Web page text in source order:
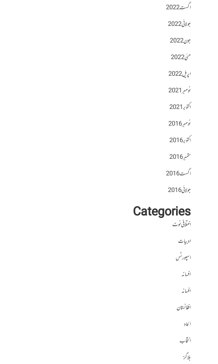
اگست 2022
جولائی 2022
جون 2022
مئی 2022
اپریل 2022
نومبر 2021
اکتوبر 2021
نومبر 2016
اکتوبر 2016
ستمبر 2016
اگست 2016
جولائی 2016
Categories
اختلافی نوٹ
ادبیات
اسپورٹس
افسانہ
افسانہ
افغانستان
الحاد
انتخاب
بلاگز